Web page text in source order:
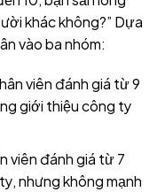
khác không?” Dựa
vào ba nhóm:
viên đánh giá từ 9
giới thiệu công ty
viên đánh giá từ 7
nhưng không mạnh